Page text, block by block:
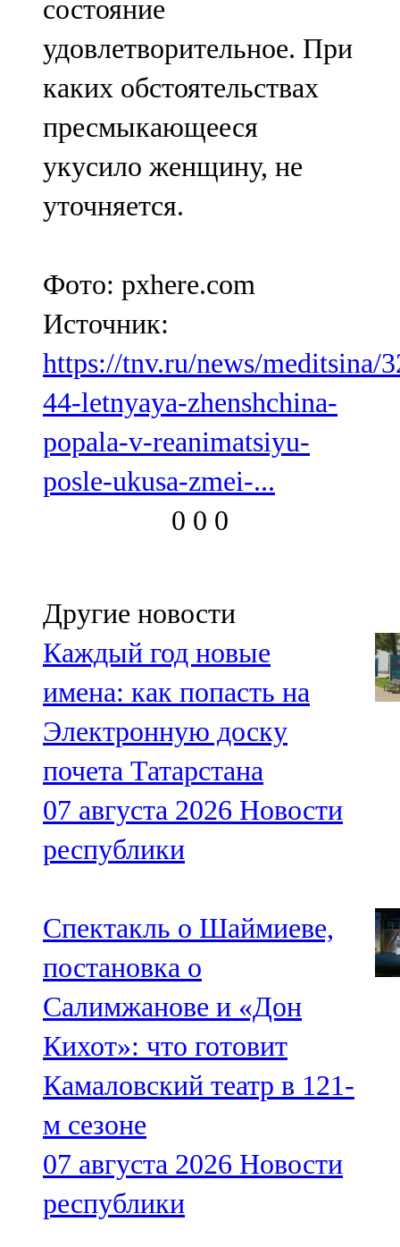
состояние
удовлетворительное. При
каких обстоятельствах
пресмыкающееся
укусило женщину, не
уточняется.
Фото: pxhere.com
Источник:
https://tnv.ru/news/meditsina/
44-letnyaya-zhenshchina-
popala-v-reanimatsiyu-
posle-ukusa-zmei-...
0 0 0
Другие новости
Каждый год новые
имена: как попасть на
Электронную доску
почета Татарстана
07 августа 2026 Новости
республики
Спектакль о Шаймиеве,
постановка о
Салимжанове и «Дон
Кихот»: что готовит
Камаловский театр в 121-
м сезоне
07 августа 2026 Новости
республики